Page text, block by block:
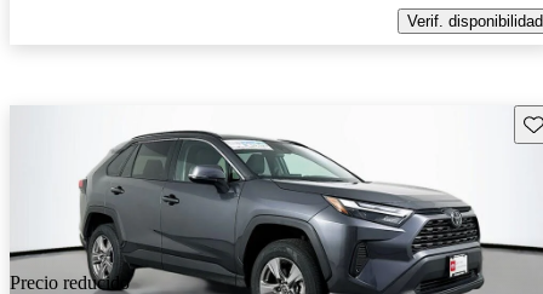
Verif. disponibilidad
Precio reducido